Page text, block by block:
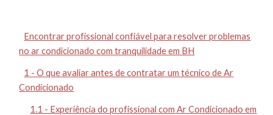
Encontrar profissional confiável para resolver problemas
no ar condicionado com tranquilidade em BH
1 - O que avaliar antes de contratar um técnico de Ar
Condicionado
1.1 - Experiência do profissional com Ar Condicionado em